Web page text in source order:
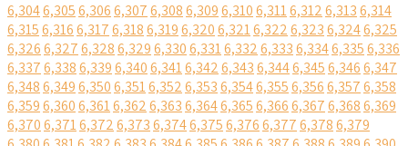
6,3046,3056,3066,3076,3086,3096,3106,3116,3126,3136,314
6,3156,3166,3176,3186,3196,3206,3216,3226,3236,3246,325
6,3266,3276,3286,3296,3306,3316,3326,3336,3346,3356,336
6,3376,3386,3396,3406,3416,3426,3436,3446,3456,3466,347
6,3486,3496,3506,3516,3526,3536,3546,3556,3566,3576,358
6,3596,3606,3616,3626,3636,3646,3656,3666,3676,3686,369
6,3706,3716,3726,3736,3746,3756,3766,3776,3786,379